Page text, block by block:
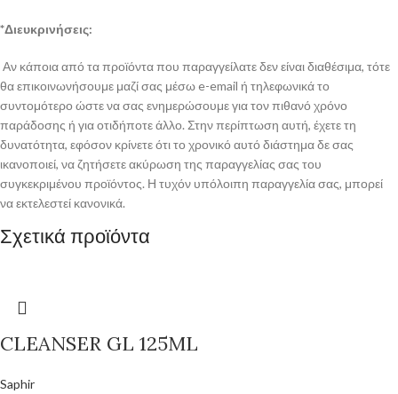
*Διευκρινήσεις:
Αν κάποια από τα προϊόντα που παραγγείλατε δεν είναι διαθέσιμα, τότε
θα επικοινωνήσουμε μαζί σας μέσω e-email ή τηλεφωνικά το
συντομότερο ώστε να σας ενημερώσουμε για τον πιθανό χρόνο
παράδοσης ή για οτιδήποτε άλλο. Στην περίπτωση αυτή, έχετε τη
δυνατότητα, εφόσον κρίνετε ότι το χρονικό αυτό διάστημα δε σας
ικανοποιεί, να ζητήσετε ακύρωση της παραγγελίας σας του
συγκεκριμένου προϊόντος. Η τυχόν υπόλοιπη παραγγελία σας, μπορεί
να εκτελεστεί κανονικά.
Σχετικά προϊόντα
CLEANSER GL 125ML
Saphir